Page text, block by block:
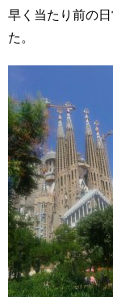
早く当たり前の
た。